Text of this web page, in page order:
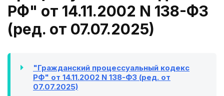
РФ" от 14.11.2002 N 138-ФЗ
(ред. от 07.07.2025)
"Гражданский процессуальный кодекс
РФ" от 14.11.2002 N 138-ФЗ (ред. от
07.07.2025)